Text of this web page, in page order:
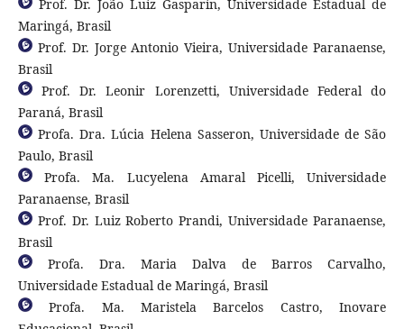
Prof. Dr. João Luiz Gasparin, Universidade Estadual de
Maringá, Brasil
Prof. Dr. Jorge Antonio Vieira, Universidade Paranaense,
Brasil
Prof. Dr. Leonir Lorenzetti, Universidade Federal do
Paraná, Brasil
Profa. Dra. Lúcia Helena Sasseron, Universidade de São
Paulo, Brasil
Profa. Ma. Lucyelena Amaral Picelli, Universidade
Paranaense, Brasil
Prof. Dr. Luiz Roberto Prandi, Universidade Paranaense,
Brasil
Profa. Dra. Maria Dalva de Barros Carvalho,
Universidade Estadual de Maringá, Brasil
Profa. Ma. Maristela Barcelos Castro, Inovare